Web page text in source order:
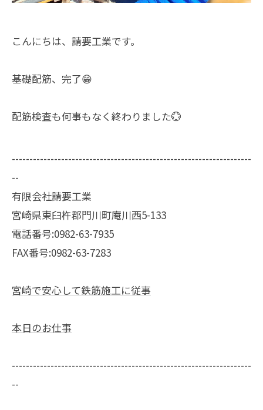
こんにちは、請要工業です。
基礎配筋、完了😁
配筋検査も何事もなく終わりました💮
--------------------------------------------------------------------
--
有限会社請要工業
宮崎県東臼杵郡門川町庵川西5-133
電話番号:0982-63-7935
FAX番号:0982-63-7283
宮崎で安心して鉄筋施工に従事
本日のお仕事
--------------------------------------------------------------------
--